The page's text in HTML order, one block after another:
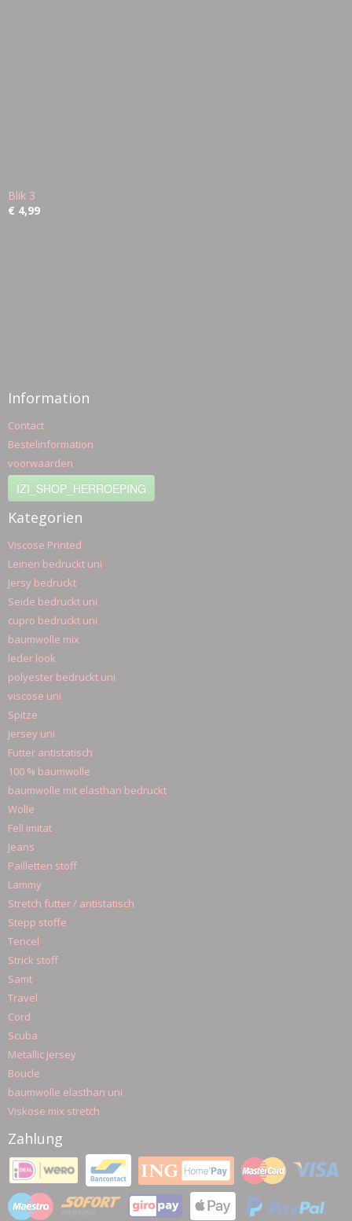
Blik 3
€ 4,99
Information
Contact
Bestelinformation
voorwaarden
IZI_SHOP_HERROEPING
Kategorien
Viscose Printed
Leinen bedruckt uni
Jersy bedruckt
Seide bedruckt uni
cupro bedruckt uni
baumwolle mix
leder look
polyester bedruckt uni
viscose uni
Spitze
jersey uni
Futter antistatisch
100 % baumwolle
baumwolle mit elasthan bedruckt
Wolle
Fell imitat
Jeans
Pailletten stoff
Lammy
Stretch futter / antistatisch
Stepp stoffe
Tencel
Strick stoff
Samt
Travel
Cord
Scuba
Metallic jersey
Boucle
baumwolle elasthan uni
Viskose mix stretch
Zahlung